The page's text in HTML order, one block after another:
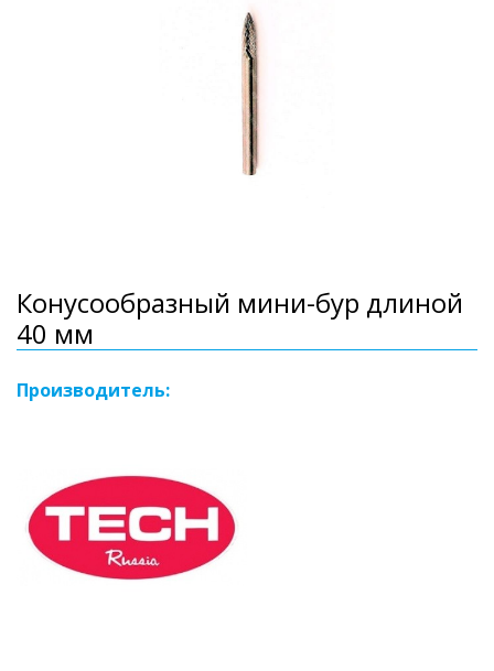
Конусообразный мини-бур длиной
40 мм
Производитель: